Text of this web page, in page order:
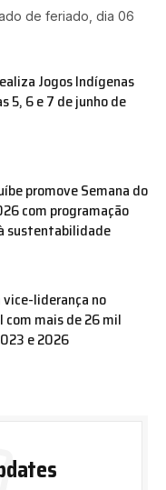
de feriado, dia 06
Jogos Indígenas
5, 6 e 7 de junho de
promove Semana do
com programação
sustentabilidade
vice-liderança no
mais de 26 mil
e 2026